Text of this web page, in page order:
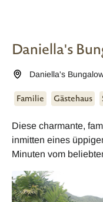
Daniella's
Daniella's
Familie Gästehaus
Diese charmante,
inmitten eines
Minuten vom